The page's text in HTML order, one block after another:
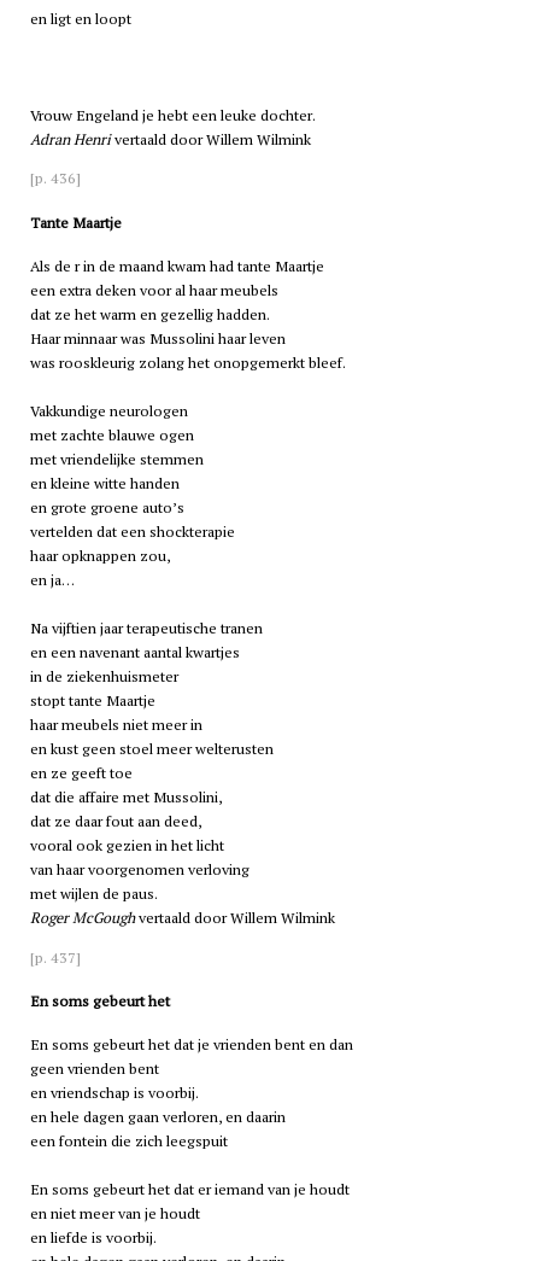
en ligt en loopt
Vrouw Engeland je hebt een leuke dochter.
Adran Henrivertaald door Willem Wilmink
[p. 436]
Tante Maartje
Als de r in de maand kwam had tante Maartje
een extra deken voor al haar meubels
dat ze het warm en gezellig hadden.
Haar minnaar was Mussolini haar leven
was rooskleurig zolang het onopgemerkt bleef.
Vakkundige neurologen
met zachte blauwe ogen
met vriendelijke stemmen
en kleine witte handen
en grote groene auto’s
vertelden dat een shockterapie
haar opknappen zou,
en ja…
Na vijftien jaar terapeutische tranen
en een navenant aantal kwartjes
in de ziekenhuismeter
stopt tante Maartje
haar meubels niet meer in
en kust geen stoel meer welterusten
en ze geeft toe
dat die affaire met Mussolini,
dat ze daar fout aan deed,
vooral ook gezien in het licht
van haar voorgenomen verloving
met wijlen de paus.
Roger McGoughvertaald door Willem Wilmink
[p. 437]
En soms gebeurt het
En soms gebeurt het dat je vrienden bent en dan
geen vrienden bent
en vriendschap is voorbij.
en hele dagen gaan verloren, en daarin
een fontein die zich leegspuit
En soms gebeurt het dat er iemand van je houdt
en niet meer van je houdt
en liefde is voorbij.